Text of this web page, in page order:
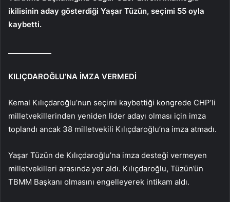
ikilisinin aday gösterdiği Yaşar Tüzün, seçimi 55 oyla
kaybetti.
KILIÇDAROĞLU’NA İMZA VERMEDİ
Kemal Kılıçdaroğlu’nun seçimi kaybettiği kongrede CHP’li
milletvekillerinden yeniden lider adayı olması için imza
toplandı ancak 38 milletvekili Kılıçdaroğlu’na imza atmadı.
Yaşar Tüzün de Kılıçdaroğlu’na imza desteği vermeyen
milletvekilleri arasında yer aldı. Kılıçdaroğlu, Tüzün’ün
TBMM Başkanı olmasını engelleyerek intikam aldı.